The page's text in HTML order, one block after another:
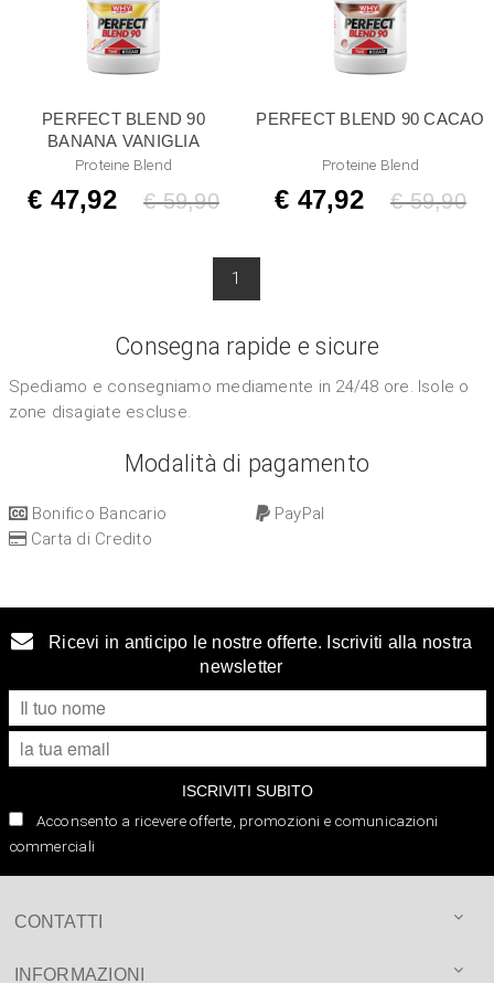
PERFECT BLEND 90
BANANA VANIGLIA
Proteine Blend
€ 47,92 Listino
€ 59,90
PERFECT BLEND 90 CACAO
Proteine Blend
€ 47,92 Listino
€ 59,90
1
Consegna rapide e sicure
Spediamo e consegniamo mediamente in 24/48 ore. Isole o
zone disagiate escluse.
Modalità di pagamento
Bonifico Bancario
Carta di Credito
PayPal
Ricevi in anticipo le nostre offerte. Iscriviti alla nostra
newsletter
ISCRIVITI SUBITO
Acconsento a ricevere offerte, promozioni e comunicazioni
commerciali
CONTATTI
INFORMAZIONI